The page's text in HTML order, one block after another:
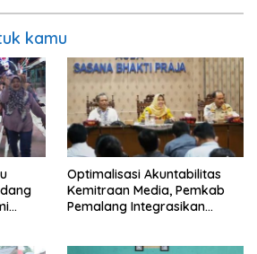
kamu
​Optimalisasi Akuntabilitas
Kemitraan Media, Pemkab
Pemalang Integrasikan